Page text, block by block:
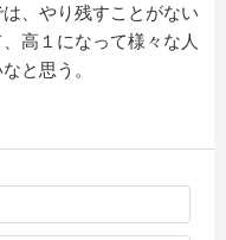
、やり残すことがない
高１になって様々な人
と思う。